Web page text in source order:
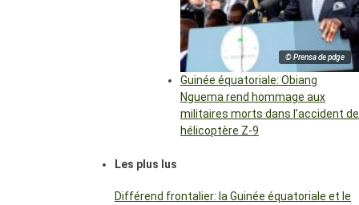
© Prensa de pdge
Guinée équatoriale: Obiang
Nguema rend hommage aux
militaires morts dans l’accident de
hélicoptère Z-9
Les plus lus
Différend frontalier: la Guinée équatoriale et le